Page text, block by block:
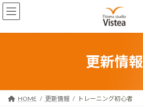
コ
ン
ン
ナ
ビ
ー
更新情報
HOME 更新情報 トレーニング初心者